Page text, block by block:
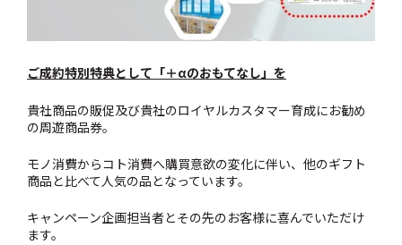
ご成約特別特典として「＋αのおもてなし」を
貴社商品の販促及び貴社のロイヤルカスタマー育成にお勧め
の周遊商品券。
モノ消費からコト消費へ購買意欲の変化に伴い、他のギフト
商品と比べて人気の品となっています。
キャンペーン企画担当者とその先のお客様に喜んでいただけ
ます。